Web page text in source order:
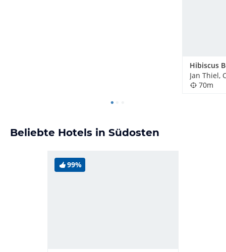
Jan Thiel,
70m
Beliebte Hotels in Südosten
99%